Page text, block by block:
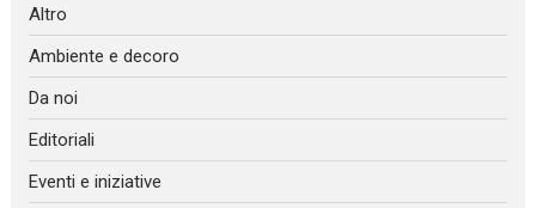
Altro
Ambiente e decoro
Da noi
Editoriali
Eventi e iniziative